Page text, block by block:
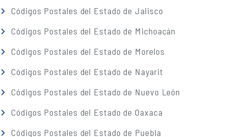
Códigos Postales del Estado de Jalisco
Códigos Postales del Estado de Michoacán
Códigos Postales del Estado de Morelos
Códigos Postales del Estado de Nayarit
Códigos Postales del Estado de Nuevo León
Códigos Postales del Estado de Oaxaca
Códigos Postales del Estado de Puebla